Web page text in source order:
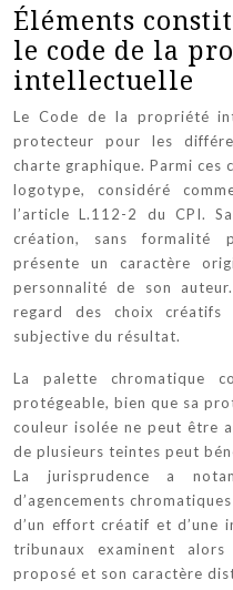
Éléments
le code de la
intellectuelle
Le Code de la propriété
protecteur pour les
charte graphique. Parmi ces
logotype, considéré
l’article L.112-2 du CPI.
création, sans formalité
présente un caractère
personnalité de son
regard des choix créatifs
subjective du résultat.
La palette chromatique
protégeable, bien que sa
couleur isolée ne peut être
de plusieurs teintes peut
La jurisprudence a
d’agencements
d’un effort créatif et d’une
tribunaux examinent
proposé et son caractère